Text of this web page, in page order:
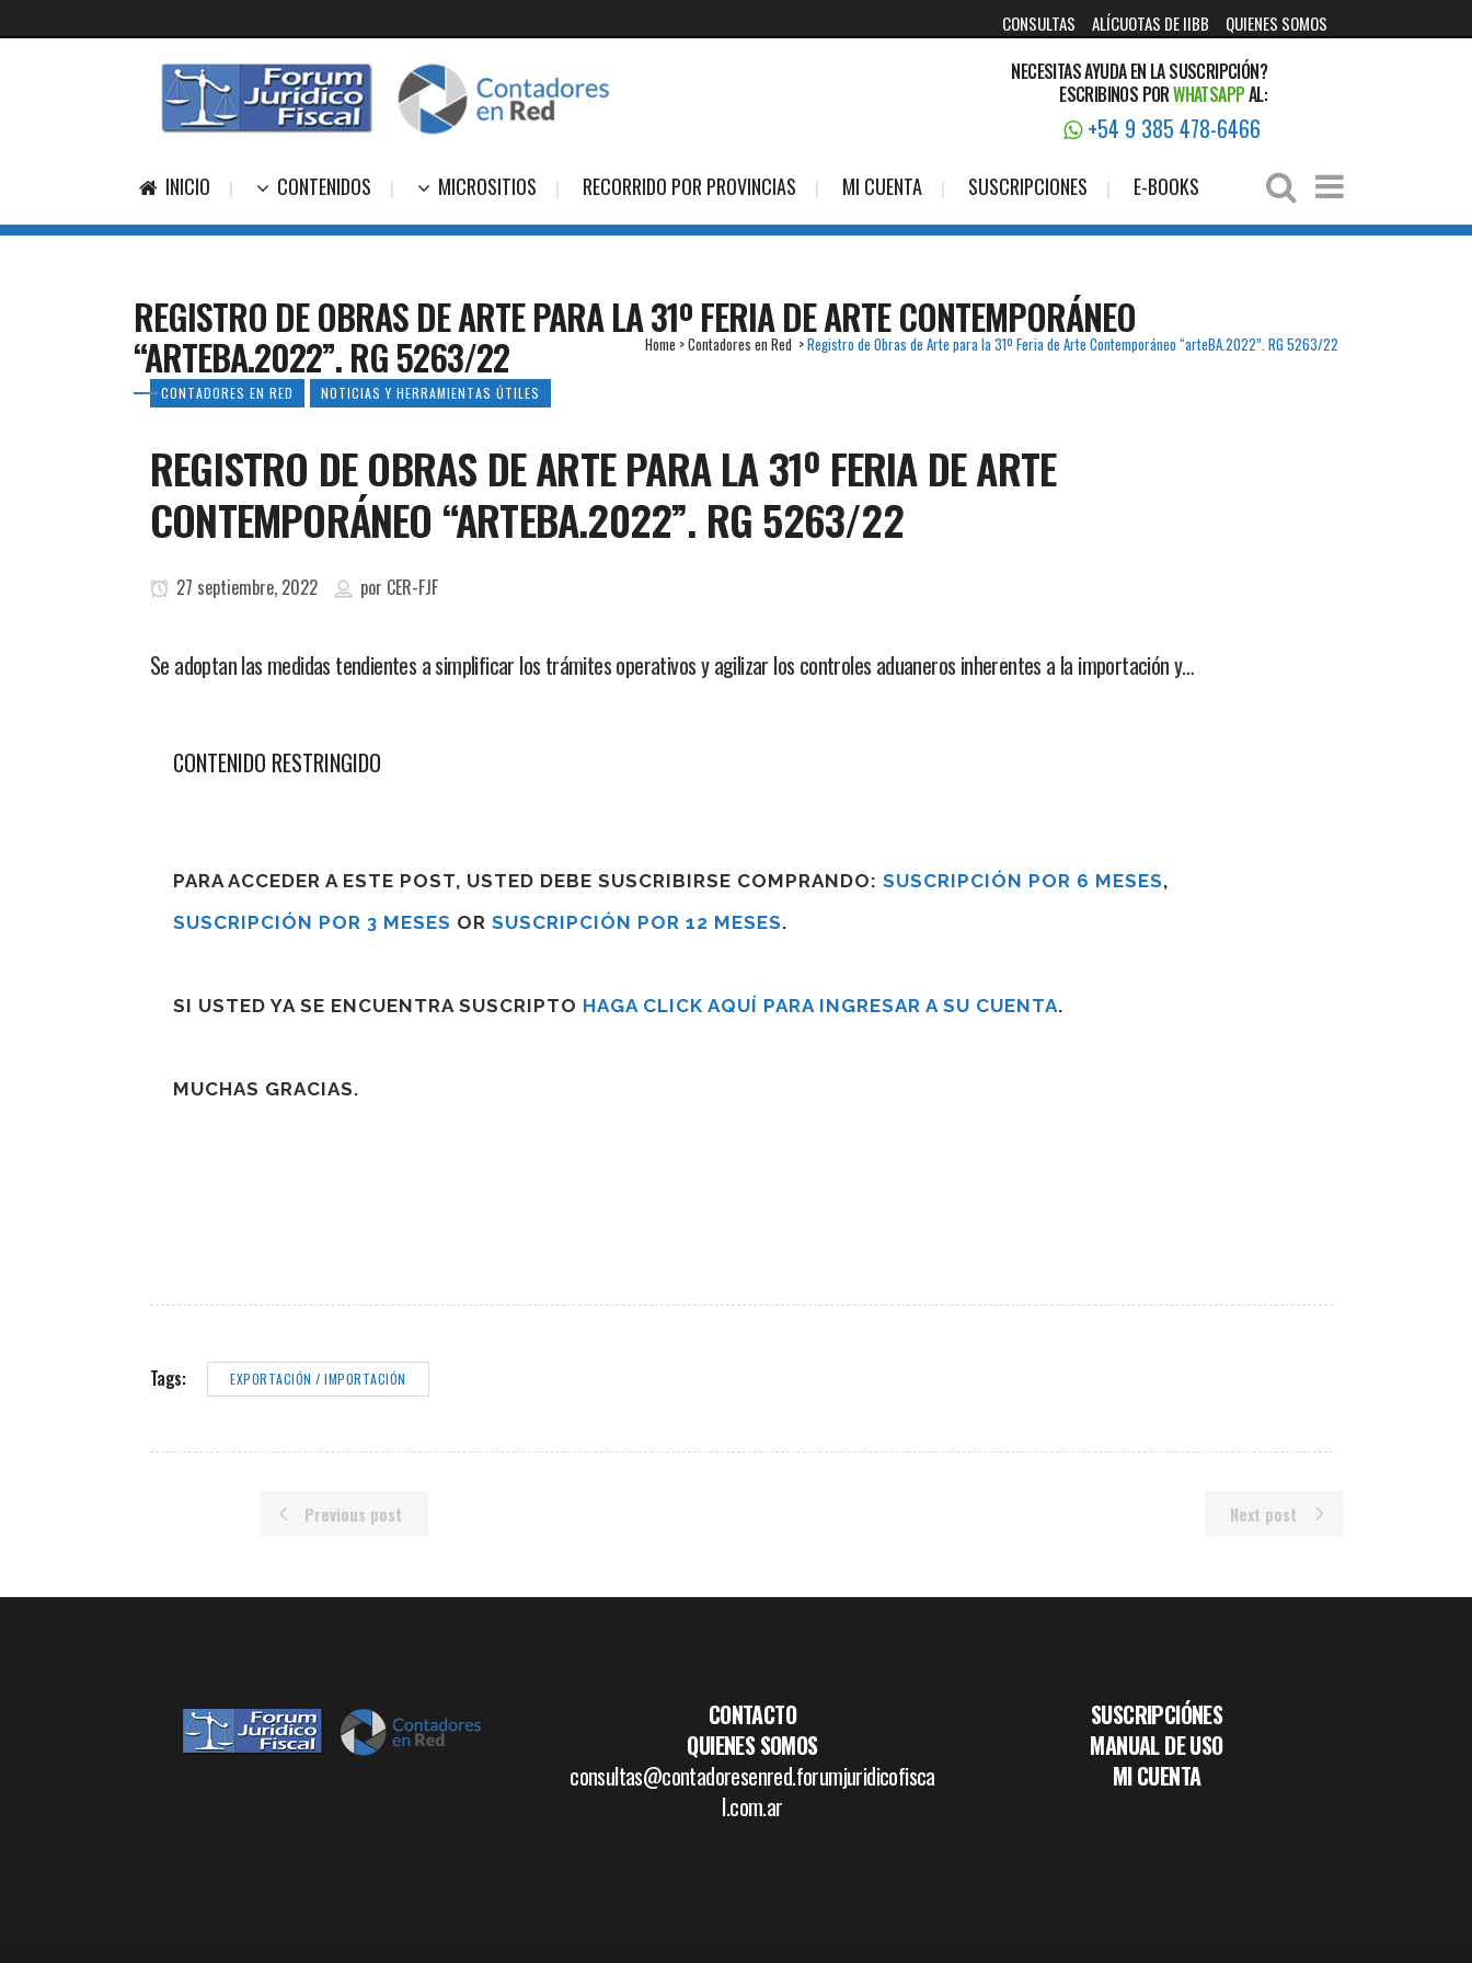
CONSULTAS ALÍCUOTAS DE IIBB QUIENES SOMOS
NECESITAS AYUDA EN LA SUSCRIPCIÓN?
ESCRIBINOS PORWHATSAPPAL:
+54 9 385 478-6466
INICIO CONTENIDOS MICROSITIOS RECORRIDO POR PROVINCIAS MI CUENTA SUSCRIPCIONES E-BOOKS
REGISTRO DE OBRAS DE ARTE PARA LA 31º FERIA DE ARTE CONTEMPORÁNEO
“ARTEBA.2022”. RG 5263/22 Home >Contadores en Red >Registro de Obras de Arte para la 31º Feria de Arte Contemporáneo “arteBA.2022”. RG 5263/22
CONTADORES EN RED NOTICIAS Y HERRAMIENTAS ÚTILES
REGISTRO DE OBRAS DE ARTE PARA LA 31º FERIA DE ARTE
CONTEMPORÁNEO “ARTEBA.2022”. RG 5263/22
27 septiembre, 2022 por CER-FJF
Se adoptan las medidas tendientes a simplificar los trámites operativos y agilizar los controles aduaneros inherentes a la importación y…
CONTENIDO RESTRINGIDO
PARA ACCEDER A ESTE POST, USTED DEBE SUSCRIBIRSE COMPRANDO: SUSCRIPCIÓN POR 6 MESES,
SUSCRIPCIÓN POR 3 MESES OR SUSCRIPCIÓN POR 12 MESES.
SI USTED YA SE ENCUENTRA SUSCRIPTO HAGA CLICK AQUÍ PARA INGRESAR A SU CUENTA.
MUCHAS GRACIAS.
Tags: EXPORTACIÓN / IMPORTACIÓN
Previous post Next post
CONTACTO
QUIENES SOMOS
consultas@contadoresenred.forumjuridicofisca
l.com.ar
SUSCRIPCIÓNES
MANUAL DE USO
MI CUENTA